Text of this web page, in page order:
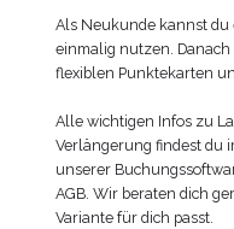
Als Neukunde kannst du
einmalig nutzen.
flexiblen Punktekarten
Alle wichtigen Infos zu
Verlängerung findest du
unserer
AGB. Wir beraten dich
Variante für dich passt.